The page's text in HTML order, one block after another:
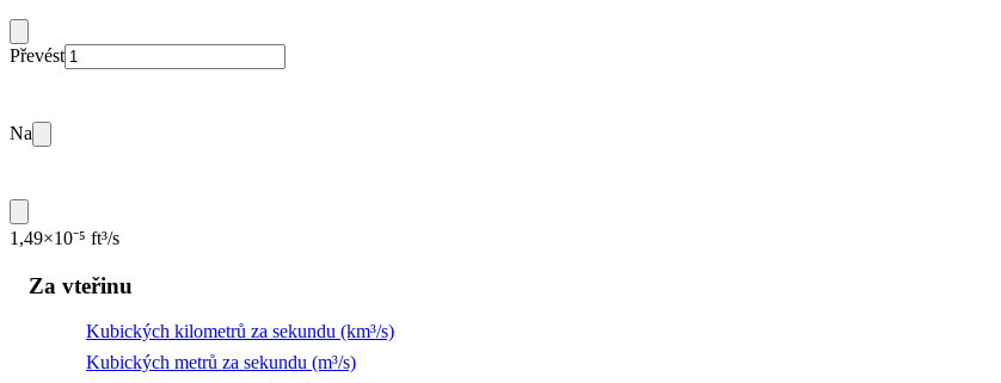
Převést
Na
1,49×10⁻⁵ ft³/s
Za vteřinu
Kubických kilometrů za sekundu (km³/s)
Kubických metrů za sekundu (m³/s)